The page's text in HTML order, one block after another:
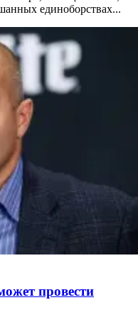
единоборствах...
провести